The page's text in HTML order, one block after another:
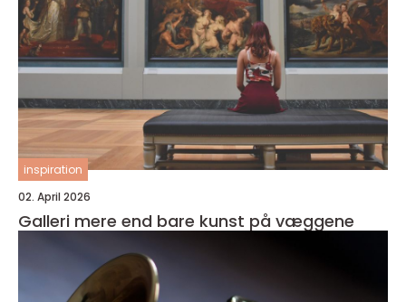
inspiration
02. April 2026
Galleri mere end bare kunst på væggene